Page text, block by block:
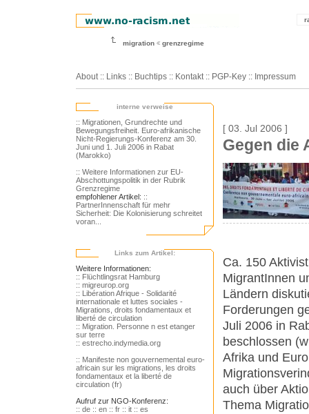
migration grenzregime
About :: Links :: Buchtips :: Kontakt :: PGP-Key :: Impressum
interne verweise
:: Migrationen, Grundrechte und
Bewegungsfreiheit. Euro-afrikanische
Nicht-Regierungs-Konferenz am 30.
Juni und 1. Juli 2006 in Rabat
(Marokko)
:: Weitere Informationen zur EU-
Abschottungspolitik in der Rubrik
Grenzregime
empfohlener Artikel: ::
PartnerInnenschaft für mehr
Sicherheit: Die Kolonisierung schreitet
voran...
Links zum Artikel:
Weitere Informationen:
:: Flüchtlingsrat Hamburg
:: migreurop.org
:: Libération Afrique - Solidarité
internationale et luttes sociales -
Migrations, droits fondamentaux et
liberté de circulation
:: Migration. Personne n est etanger
sur terre
:: estrecho.indymedia.org
:: Manifeste non gouvernemental euro-
africain sur les migrations, les droits
fondamentaux et la liberté de
circulation (fr)
Aufruf zur NGO-Konferenz:
:: de :: en :: fr :: it :: es
[ 03. Jul 2006 ]
Gegen die
Ca. 150
MigrantInnen
Ländern
Forderungen
Juli 2006 in
beschlossen
Afrika und
auch über
Thema